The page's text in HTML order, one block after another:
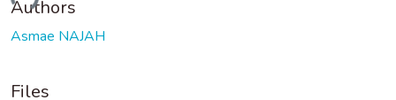
Authors
Asmae NAJAH
Files